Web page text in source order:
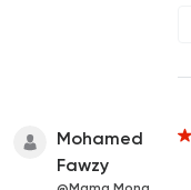
Mohamed
Fawzy